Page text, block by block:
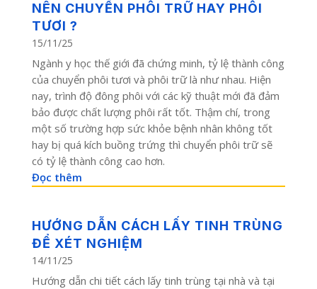
NÊN CHUYỂN PHÔI TRỮ HAY PHÔI
TƯƠI ?
15/11/25
Ngành y học thế giới đã chứng minh, tỷ lệ thành công
của chuyển phôi tươi và phôi trữ là như nhau. Hiện
nay, trình độ đông phôi với các kỹ thuật mới đã đảm
bảo được chất lượng phôi rất tốt. Thậm chí, trong
một số trường hợp sức khỏe bệnh nhân không tốt
hay bị quá kích buồng trứng thì chuyển phôi trữ sẽ
có tỷ lệ thành công cao hơn.
Đọc thêm
HƯỚNG DẪN CÁCH LẤY TINH TRÙNG
ĐỂ XÉT NGHIỆM
14/11/25
Hướng dẫn chi tiết cách lấy tinh trùng tại nhà và tại